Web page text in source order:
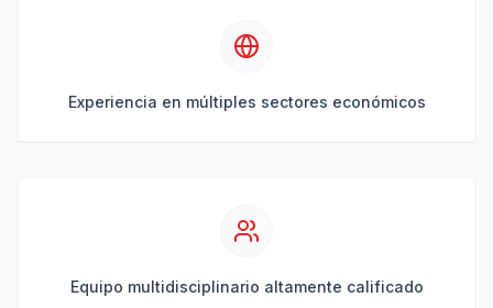
Experiencia en múltiples sectores económicos
Equipo multidisciplinario altamente calificado